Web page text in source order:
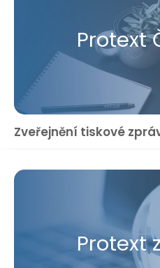
Protext
Zveřejnění tiskové
Protext